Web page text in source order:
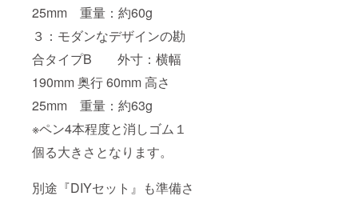
25mm 重量：約60g
３：モダンなデザインの勘
合タイプB 外寸：横幅
190mm 奥行 60mm 高さ
25mm 重量：約63g
※ペン4本程度と消しゴム１
個る大きさとなります。
別途『DIYセット』も準備さ